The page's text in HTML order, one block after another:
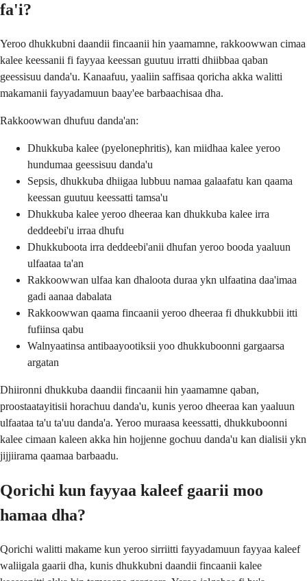
fa'i?
Yeroo dhukkubni daandii fincaanii hin yaamamne, rakkoowwan cimaa
kalee keessanii fi fayyaa keessan guutuu irratti dhiibbaa qaban
geessisuu danda'u. Kanaafuu, yaaliin saffisaa qoricha akka walitti
makamanii fayyadamuun baay'ee barbaachisaa dha.
Rakkoowwan dhufuu danda'an:
Dhukkuba kalee (pyelonephritis), kan miidhaa kalee yeroo
hundumaa geessisuu danda'u
Sepsis, dhukkuba dhiigaa lubbuu namaa galaafatu kan qaama
keessan guutuu keessatti tamsa'u
Dhukkuba kalee yeroo dheeraa kan dhukkuba kalee irra
deddeebi'u irraa dhufu
Dhukkuboota irra deddeebi'anii dhufan yeroo booda yaaluun
ulfaataa ta'an
Rakkoowwan ulfaa kan dhaloota duraa ykn ulfaatina daa'imaa
gadi aanaa dabalata
Rakkoowwan qaama fincaanii yeroo dheeraa fi dhukkubbii itti
fufiinsa qabu
Walnyaatinsa antibaayootiksii yoo dhukkuboonni gargaarsa
argatan
Dhiironni dhukkuba daandii fincaanii hin yaamamne qaban,
proostaatayitisii horachuu danda'u, kunis yeroo dheeraa kan yaaluun
ulfaataa ta'u ta'uu danda'a. Yeroo muraasa keessatti, dhukkuboonni
kalee cimaan kaleen akka hin hojjenne gochuu danda'u kan dialisii ykn
jijjiirama qaamaa barbaadu.
Qorichi kun fayyaa kaleef gaarii moo
hamaa dha?
Qorichi walitti makame kun yeroo sirriitti fayyadamuun fayyaa kaleef
waliigala gaarii dha, kunis dhukkubni daandii fincaanii kalee